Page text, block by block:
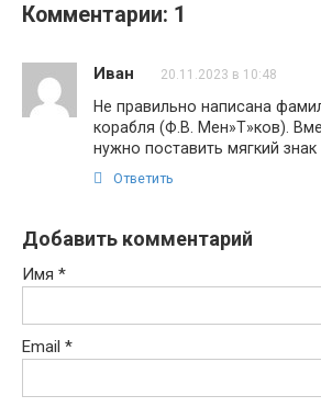
Комментарии: 1
Иван 20.11.2023 в 10:48
Не правильно написана
корабля (Ф.В. Мен»Т»ков).
нужно поставить мягкий знак
Ответить
Добавить комментарий
Имя *
Email *